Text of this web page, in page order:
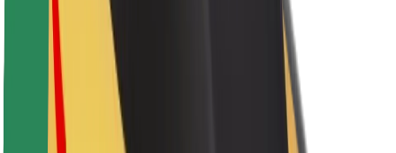
Vezetőség
Márka
Urban Fund
Biztonság